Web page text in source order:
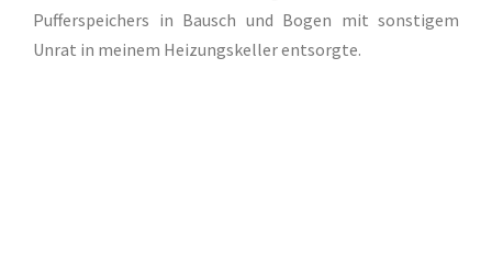
Pufferspeichers in Bausch und Bogen mit sonstigem
Unrat in meinem Heizungskeller entsorgte.